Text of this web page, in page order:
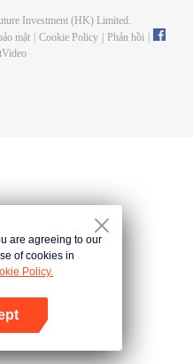
hoàn toàn mới khiến Đường Môn
hiện. Ám khí Đường Môn liệu có
Investment (HK) Limited.
mật Cookie Policy Phản hồi
are agreeing to our
of cookies in
Policy.